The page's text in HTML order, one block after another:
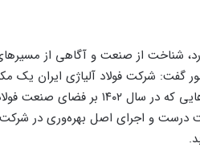
شناخت از صنعت و آگاهی از
گفت: شرکت فولاد آلیاژی ایران یک
فرهنگ مخصوص به خود است و با وجود تمام چالش‌ها و سختی‌هایی که در سال
درست و اجرای اصل بهره‌وری در